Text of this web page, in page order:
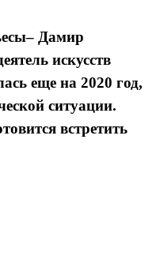
Дамир
искусств
еще на 2020 год,
ситуации.
встретить